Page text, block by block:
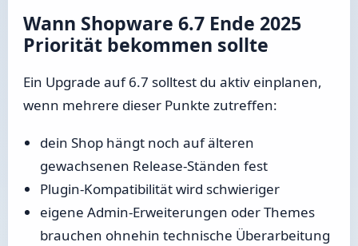
Wann Shopware 6.7 Ende 2025
Priorität bekommen sollte
Ein Upgrade auf 6.7 solltest du aktiv einplanen,
wenn mehrere dieser Punkte zutreffen:
dein Shop hängt noch auf älteren
gewachsenen Release-Ständen fest
Plugin-Kompatibilität wird schwieriger
eigene Admin-Erweiterungen oder Themes
brauchen ohnehin technische Überarbeitung